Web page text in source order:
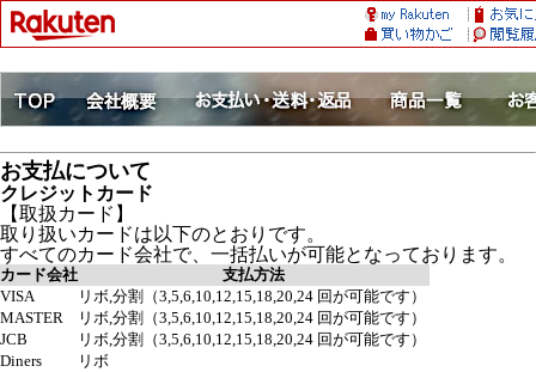
お支払について
クレジットカード
【取扱カード】
取り扱いカードは以下のとおりです。
すべてのカード会社で、一括払いが可能となっております。
カード会社
支払方法
VISA
リボ,分割（3,5,6,10,12,15,18,20,24 回が可能です）
MASTER
リボ,分割（3,5,6,10,12,15,18,20,24 回が可能です）
JCB
リボ,分割（3,5,6,10,12,15,18,20,24 回が可能です）
Diners
リボ